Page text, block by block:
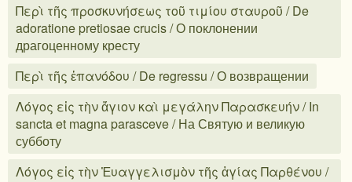
Περὶ τῆς προσκυνήσεως τοῦ τιμίου σταυροῦ / De
adoratione pretiosae crucis / О поклонении
драгоценному кресту
Περὶ τῆς ἐπανόδου / De regressu / О возвращении
Λόγος εἰς τὴν ἅγιον καὶ μεγάλην Παρασκευήν / In
sancta et magna parasceve / На Святую и великую
субботу
Λόγος εἰς τὴν Ἐυαγγελισμὸν τῆς ἁγίας Παρθένου /